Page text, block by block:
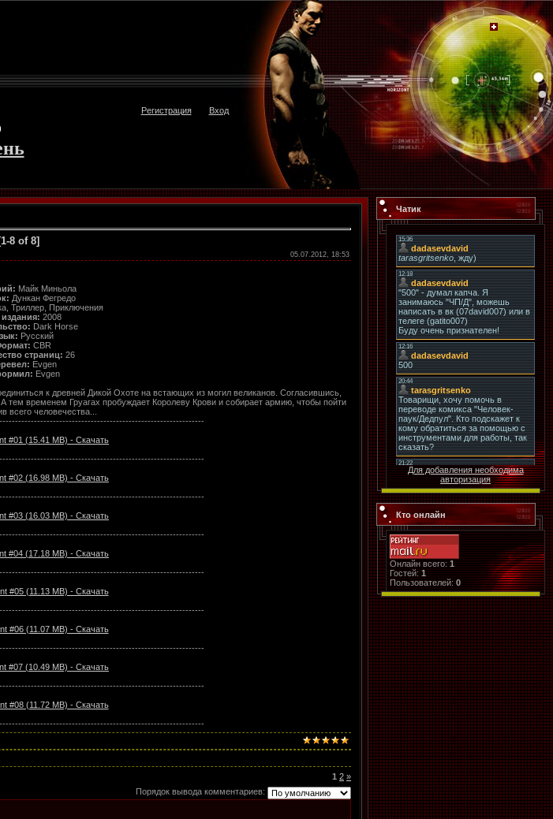
Регистрация Вход
8 of 8]
05.07.2012, 18:53
Майк Миньола
Дункан Фегредо
Триллер, Приключения
издания: 2008
Dark Horse
Русский
CBR
страниц: 26
Evgen
Evgen
к древней Дикой Охоте на встающих из могил великанов. Согласившись,
временем Груагах пробуждает Королеву Крови и собирает армию, чтобы пойти
всего человечества...
#01 (15.41 MB) - Скачать
#02 (16.98 MB) - Скачать
#03 (16.03 MB) - Скачать
#04 (17.18 MB) - Скачать
#05 (11.13 MB) - Скачать
#06 (11.07 MB) - Скачать
#07 (10.49 MB) - Скачать
#08 (11.72 MB) - Скачать
1 2 »
Порядок вывода комментариев:
Чатик
Для добавления необходима
авторизация
Кто онлайн
Онлайн всего: 1
Гостей: 1
Пользователей: 0